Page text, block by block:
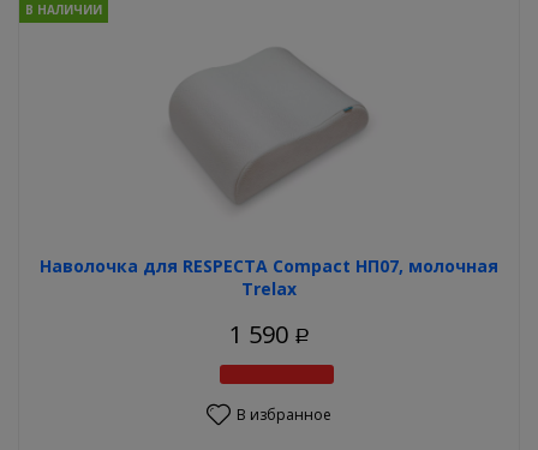
Наволочка для RESPECTA Compact НП07, молочная
Trelax
В НАЛИЧИИ
1 590 Р
В избранное